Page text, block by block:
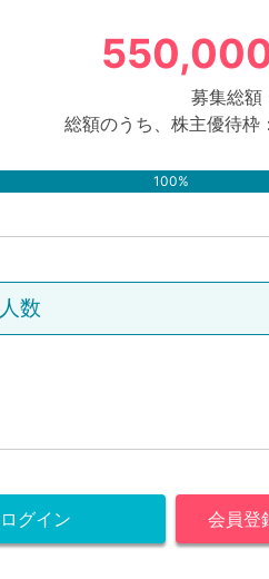
募集総
総額のうち、株主優待
100%
数
ログイン 会員登